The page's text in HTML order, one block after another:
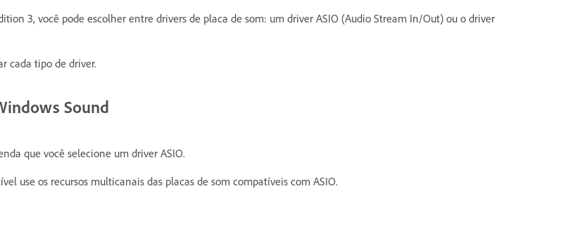
3, você pode escolher entre drivers de placa de som: um driver ASIO (Audio Stream In/Out) ou o driver
cada tipo de driver.
Sound
que você selecione um driver ASIO.
use os recursos multicanais das placas de som compatíveis com ASIO.